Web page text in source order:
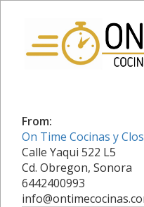
From:
On Time Cocinas y
Calle Yaqui 522 L5
Cd. Obregon, Sonora
6442400993